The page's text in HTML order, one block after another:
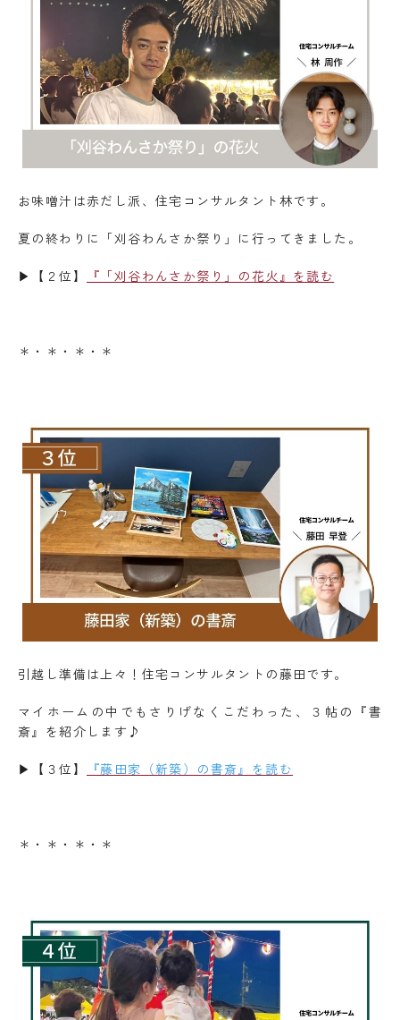
お味噌汁は赤だし派、住宅コンサルタント林です。
夏の終わりに「刈谷わんさか祭り」に行ってきました。
▶【２位】 『「刈谷わんさか祭り」の花火』を読む
＊・＊・＊・＊
引越し準備は上々！住宅コンサルタントの藤田です。
マイホームの中でもさりげなくこだわった、３帖の『書
斎』を紹介します♪
▶【３位】 『藤田家（新築）の書斎』を読む
＊・＊・＊・＊